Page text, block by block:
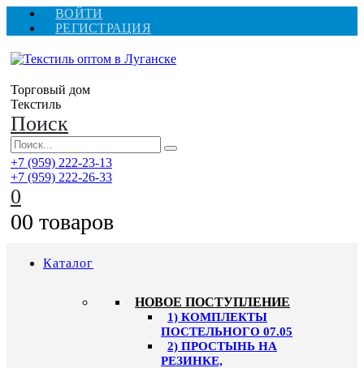
ВОЙТИ
РЕГИСТРАЦИЯ
Торговый дом
Текстиль
Поиск
+7 (959) 222-23-13
+7 (959) 222-26-33
0
00 товаров
Каталог
HОВОЕ ПОСТУПЛЕНИЕ
1) КОМПЛЕКТЫ
ПОСТЕЛЬНОГО 07.05
2) ПРОСТЫНЬ НА
РЕЗИНКЕ,